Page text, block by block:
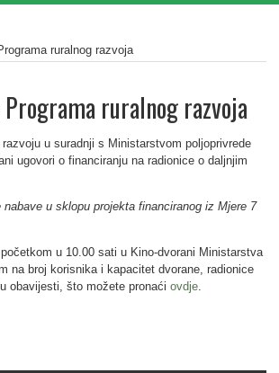
ruralnog razvoja
ruralnog razvoja
u suradnji s Ministarstvom poljoprivrede
ugovori o financiranju na radionice o daljnjim
u sklopu projekta financiranog iz Mjere 7
u 10.00 sati u Kino-dvorani Ministarstva
na broj korisnika i kapacitet dvorane, radionice
obavijesti, što možete pronaći ovdje.